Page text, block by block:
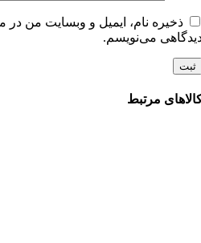
ذخیره نام، ایمیل و وبسایت من در
می‌نویسم.
مرتبط